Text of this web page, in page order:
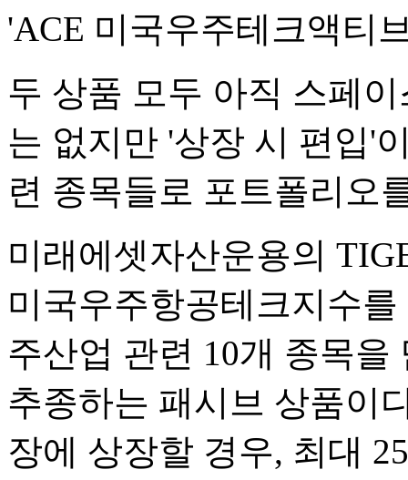
'ACE 미국우주테크액티
두 상품 모두 아직 스페
는 없지만 '상장 시 편입'
련 종목들로 포트폴리오
미래에셋자산운용의
미국우주항공테크지수
주산업 관련 10개 종목
추종하는 패시브 상품이
장에 상장할 경우, 최대